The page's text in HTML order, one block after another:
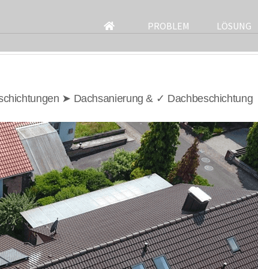
for:
PROBLEM LÖSUNG
➤ Dachsanierung & ✓ Dachbeschichtung